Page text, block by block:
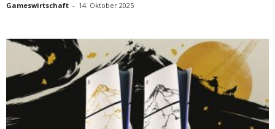
Gameswirtschaft - 14. Oktober 2025